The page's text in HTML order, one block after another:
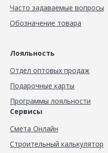
Часто задаваемые вопросы
Обозначение товара
Лояльность
Отдел оптовых продаж
Подарочные карты
Программы лояльности
Сервисы
Смета Онлайн
Строительный калькулятор